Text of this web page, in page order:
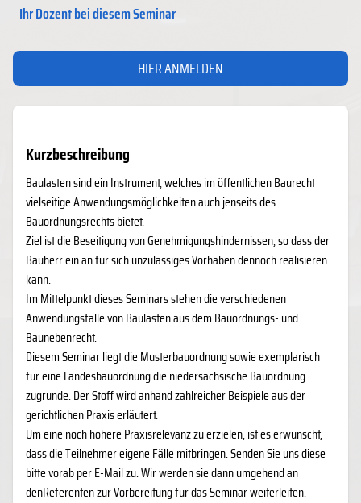
Ihr Dozent bei diesem Seminar
HIER ANMELDEN
Kurzbeschreibung
​Baulasten sind ein Instrument, welches im öffentlichen Baurecht
vielseitige Anwendungsmöglichkeiten auch jenseits des
Bauordnungsrechts bietet.
Ziel ist die Beseitigung von Genehmigungshindernissen, so dass der
Bauherr ein an für sich unzulässiges Vorhaben dennoch realisieren
kann.
Im Mittelpunkt dieses Seminars stehen die verschiedenen
Anwendungsfälle von Baulasten aus dem Bauordnungs- und
Baunebenrecht.
Diesem Seminar liegt die Musterbauordnung sowie exemplarisch
für eine Landesbauordnung die niedersächsische Bauordnung
zugrunde. Der Stoff wird anhand zahlreicher Beispiele aus der
gerichtlichen Praxis erläutert.
Um eine noch höhere Praxisrelevanz zu erzielen, ist es erwünscht,
dass die Teilnehmer eigene Fälle mitbringen. Senden Sie uns diese
bitte vorab per E-Mail zu. Wir werden sie dann umgehend an
denReferenten zur Vorbereitung für das Seminar weiterleiten.